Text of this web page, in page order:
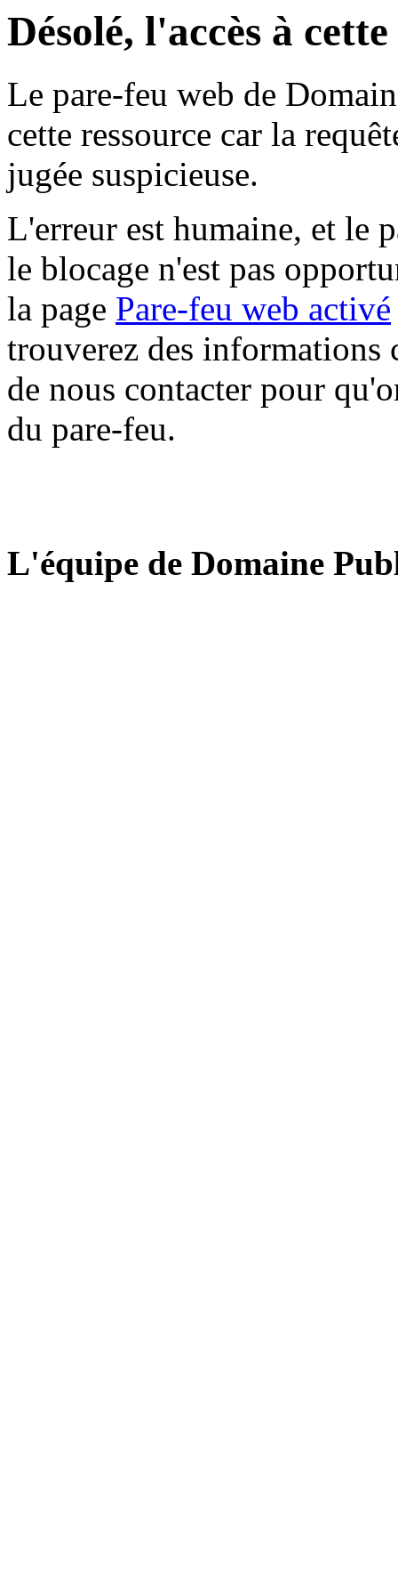
Désolé, l'accès à
Le pare-feu web de
cette ressource car la
jugée suspicieuse.
L'erreur est humaine, et le
le blocage n'est pas
la page Pare-feu web activé
trouverez des informations
de nous contacter pour
du pare-feu.
L'équipe de Domaine